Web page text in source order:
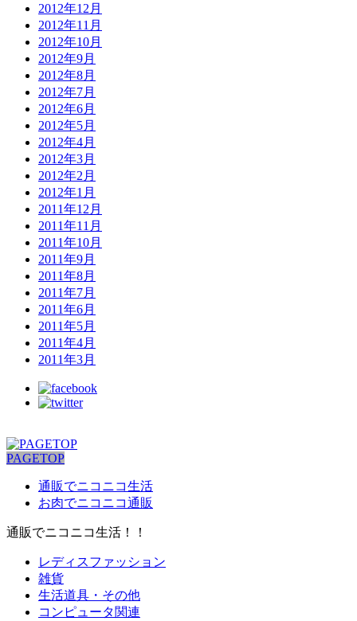
2012年12月
2012年11月
2012年10月
2012年9月
2012年8月
2012年7月
2012年6月
2012年5月
2012年4月
2012年3月
2012年2月
2012年1月
2011年12月
2011年11月
2011年10月
2011年9月
2011年8月
2011年7月
2011年6月
2011年5月
2011年4月
2011年3月
PAGETOP
通販でニコニコ生活
お肉でニコニコ通販
通販でニコニコ生活！！
レディスファッション
雑貨
生活道具・その他
コンピュータ関連